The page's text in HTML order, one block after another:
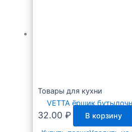
Товары для кухни
VETTA ёршик
32.00 ₽
В корзину